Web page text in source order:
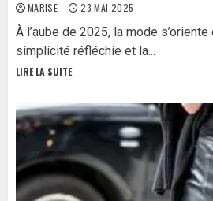
MARISE 23 MAI 2025
À l’aube de 2025, la mode
simplicité réfléchie et la...
LIRE LA SUITE